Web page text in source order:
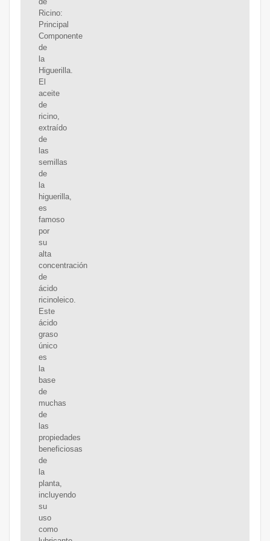
Ricino:
Principal
Componente
de
la
Higuerilla.
El
aceite
de
ricino,
extraído
de
las
semillas
de
la
higuerilla,
es
famoso
por
su
alta
concentración
de
ácido
ricinoleico.
Este
ácido
graso
único
es
la
base
de
muchas
de
las
propiedades
beneficiosas
de
la
planta,
incluyendo
su
uso
como